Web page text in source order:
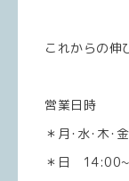
これからの伸
営業日時
＊月･水･木
＊日